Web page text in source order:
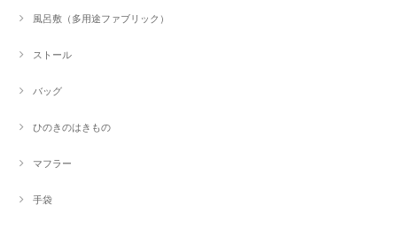
風呂敷（多用途ファブリック）
ストール
バッグ
ひのきのはきもの
マフラー
手袋